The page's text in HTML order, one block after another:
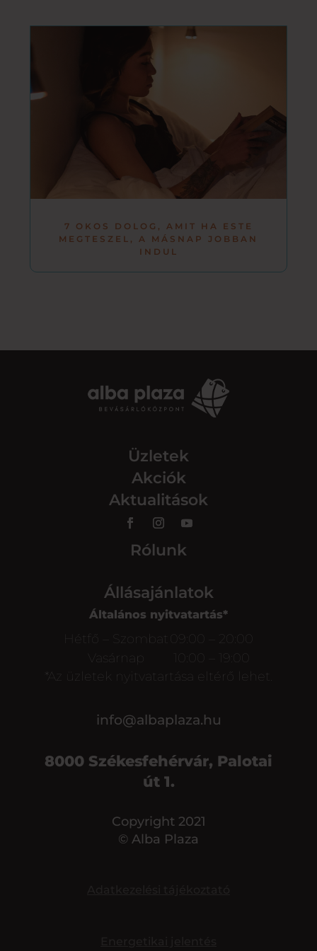
7 OKOS DOLOG, AMIT HA ESTE
MEGTESZEL, A MÁSNAP JOBBAN
INDUL
Üzletek
Akciók
Aktualitások
Rólunk
Állásajánlatok
Általános nyitvatartás*
Hétfő – Szombat
09:00 – 20:00
Vasárnap
10:00 – 19:00
*Az üzletek nyitvatartása eltérő lehet.
info@albaplaza.hu
8000 Székesfehérvár, Palotai
út 1.
Copyright 2021
© Alba Plaza